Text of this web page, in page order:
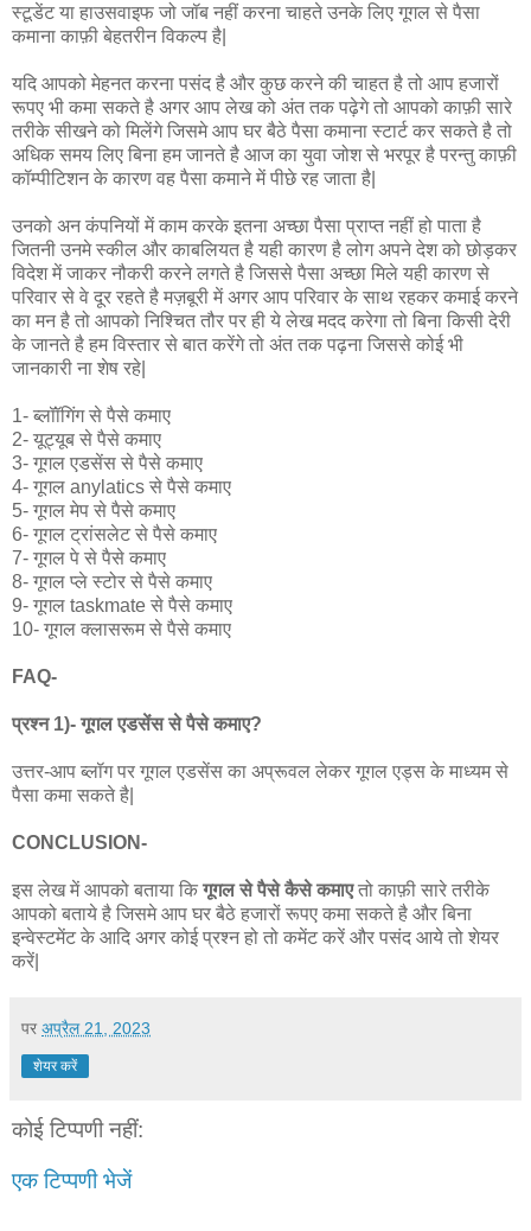
स्टूडेंट या हाउसवाइफ जो जॉब नहीं करना चाहते उनके लिए गूगल से पैसा
कमाना काफ़ी बेहतरीन विकल्प है|
यदि आपको मेहनत करना पसंद है और कुछ करने की चाहत है तो आप हजारों
रूपए भी कमा सकते है अगर आप लेख को अंत तक पढ़ेगे तो आपको काफ़ी सारे
तरीके सीखने को मिलेंगे जिसमे आप घर बैठे पैसा कमाना स्टार्ट कर सकते है तो
अधिक समय लिए बिना हम जानते है आज का युवा जोश से भरपूर है परन्तु काफ़ी
कॉम्पीटिशन के कारण वह पैसा कमाने में पीछे रह जाता है|
उनको अन कंपनियों में काम करके इतना अच्छा पैसा प्राप्त नहीं हो पाता है
जितनी उनमे स्कील और काबलियत है यही कारण है लोग अपने देश को छोड़कर
विदेश में जाकर नौकरी करने लगते है जिससे पैसा अच्छा मिले यही कारण से
परिवार से वे दूर रहते है मज़बूरी में अगर आप परिवार के साथ रहकर कमाई करने
का मन है तो आपको निश्चित तौर पर ही ये लेख मदद करेगा तो बिना किसी देरी
के जानते है हम विस्तार से बात करेंगे तो अंत तक पढ़ना जिससे कोई भी
जानकारी ना शेष रहे|
1- ब्लॉॉगिंग से पैसे कमाए
2- यूट्यूब से पैसे कमाए
3- गूगल एडसेंस से पैसे कमाए
4- गूगल anylatics से पैसे कमाए
5- गूगल मेप से पैसे कमाए
6- गूगल ट्रांसलेट से पैसे कमाए
7- गूगल पे से पैसे कमाए
8- गूगल प्ले स्टोर से पैसे कमाए
9- गूगल taskmate से पैसे कमाए
10- गूगल क्लासरूम से पैसे कमाए
FAQ-
प्रश्न 1)- गूगल एडसेंस से पैसे कमाए?
उत्तर-आप ब्लॉग पर गूगल एडसेंस का अप्रूवल लेकर गूगल एड्स के माध्यम से
पैसा कमा सकते है|
CONCLUSION-
इस लेख में आपको बताया किगूगल से पैसे कैसे कमाएतो काफ़ी सारे तरीके
आपको बताये है जिसमे आप घर बैठे हजारों रूपए कमा सकते है और बिना
इन्वेस्टमेंट के आदि अगर कोई प्रश्न हो तो कमेंट करें और पसंद आये तो शेयर
करें|
पर अप्रैल 21, 2023
शेयर करें
कोई टिप्पणी नहीं:
एक टिप्पणी भेजें